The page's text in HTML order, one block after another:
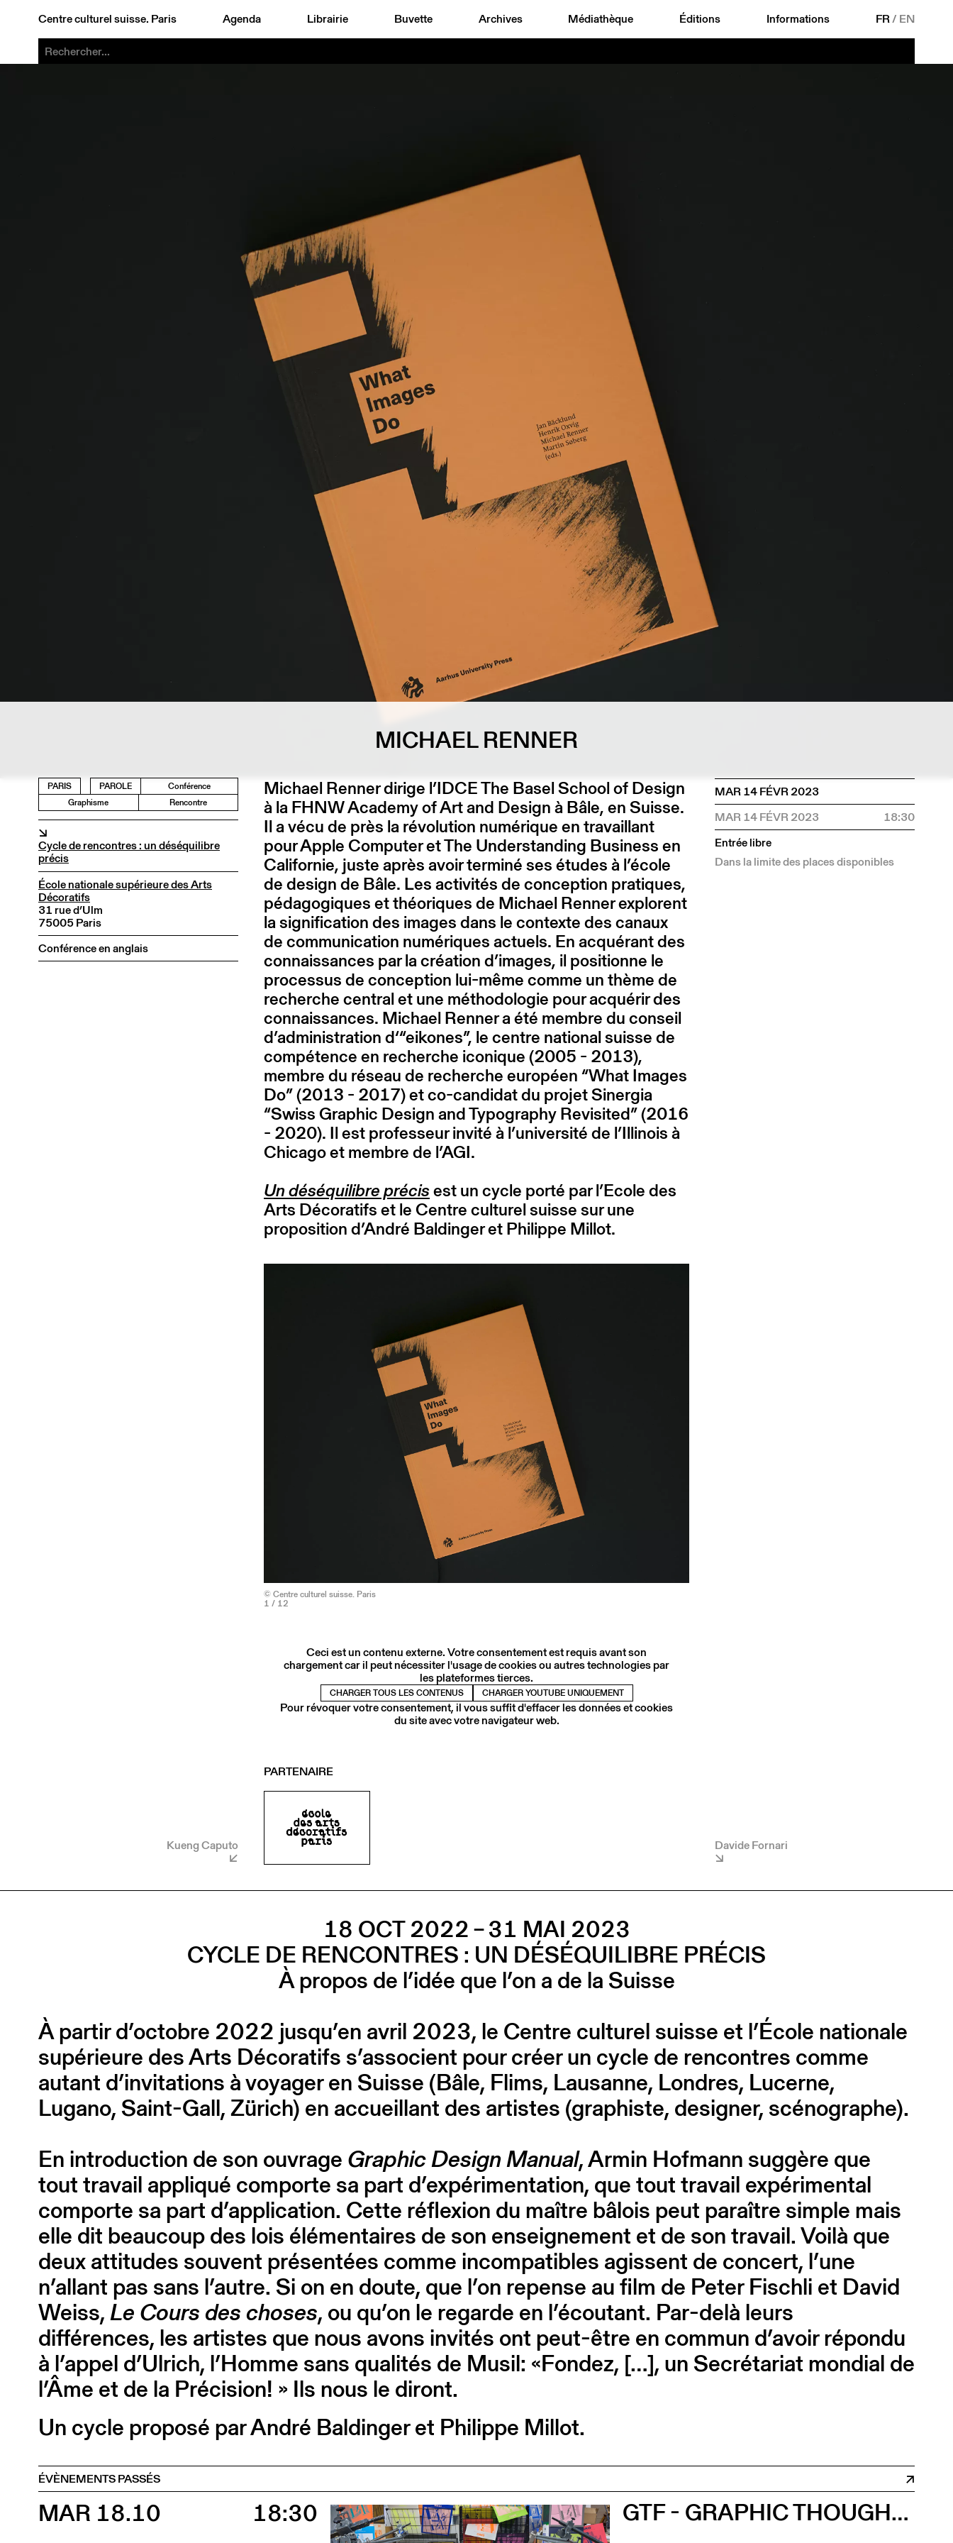
Centre culturel suisse. Paris Agenda Librairie Buvette Archives Médiathèque Éditions Informations FR/ EN
MICHAEL RENNER
PARIS PAROLE
Conférence
Graphisme
Rencontre
↘
Cycle de rencontres : un déséquilibre
précis
École nationale supérieure des Arts
Décoratifs
31 rue d’Ulm
75005 Paris
Conférence en anglais
Kueng Caputo
Michael Renner dirige l’IDCE The Basel School of Design
à la FHNW Academy of Art and Design à Bâle, en Suisse.
Il a vécu de près la révolution numérique en travaillant
pour Apple Computer et The Understanding Business en
Californie, juste après avoir terminé ses études à l’école
de design de Bâle. Les activités de conception pratiques,
pédagogiques et théoriques de Michael Renner explorent
la signification des images dans le contexte des canaux
de communication numériques actuels. En acquérant des
connaissances par la création d’images, il positionne le
processus de conception lui-même comme un thème de
recherche central et une méthodologie pour acquérir des
connaissances. Michael Renner a été membre du conseil
d’administration d‘“eikones”, le centre national suisse de
compétence en recherche iconique (2005 - 2013),
membre du réseau de recherche européen “What Images
Do” (2013 - 2017) et co-candidat du projet Sinergia
“Swiss Graphic Design and Typography Revisited” (2016
- 2020). Il est professeur invité à l’université de l’Illinois à
Chicago et membre de l’AGI.
Un déséquilibre précisest un cycle porté par l’Ecole des
Arts Décoratifs et le Centre culturel suisse sur une
proposition d’André Baldinger et Philippe Millot.
© Centre culturel suisse. Paris
1 / 12
Ceci est un contenu externe. Votre consentement est requis avant son
chargement car il peut nécessiter l'usage de cookies ou autres technologies par
les plateformes tierces.
CHARGER TOUS LES CONTENUS CHARGER YOUTUBE UNIQUEMENT
Pour révoquer votre consentement, il vous suffit d'effacer les données et cookies
du site avec votre navigateur web.
PARTENAIRE
MAR 14 FÉVR 2023
MAR 14 FÉVR 2023
18:30
Entrée libre
Dans la limite des places disponibles
Davide Fornari
18 OCT 2022 – 31 MAI 2023
CYCLE DE RENCONTRES : UN DÉSÉQUILIBRE PRÉCIS
À propos de l’idée que l’on a de la Suisse
À partir d’octobre 2022 jusqu’en avril 2023, le Centre culturel suisse et l’École nationale
supérieure des Arts Décoratifs s’associent pour créer un cycle de rencontres comme
autant d’invitations à voyager en Suisse (Bâle, Flims, Lausanne, Londres, Lucerne,
Lugano, Saint-Gall, Zürich) en accueillant des artistes (graphiste, designer, scénographe).
En introduction de son ouvrage Graphic Design Manual, Armin Hofmann suggère que
tout travail appliqué comporte sa part d’expérimentation, que tout travail expérimental
comporte sa part d’application. Cette réflexion du maître bâlois peut paraître simple mais
elle dit beaucoup des lois élémentaires de son enseignement et de son travail. Voilà que
deux attitudes souvent présentées comme incompatibles agissent de concert, l’une
n’allant pas sans l’autre. Si on en doute, que l’on repense au film de Peter Fischli et David
Weiss,Le Cours des choses, ou qu’on le regarde en l’écoutant. Par-delà leurs
différences, les artistes que nous avons invités ont peut-être en commun d’avoir répondu
à l’appel d’Ulrich, l’Homme sans qualités de Musil: «Fondez, […], un Secrétariat mondial de
l’Âme et de la Précision! » Ils nous le diront.
Un cycle proposé par André Baldinger et Philippe Millot.
ÉVÈNEMENTS PASSÉS
MAR 18.10 18:30 GTF - GRAPHIC THOUGHT FACILITY